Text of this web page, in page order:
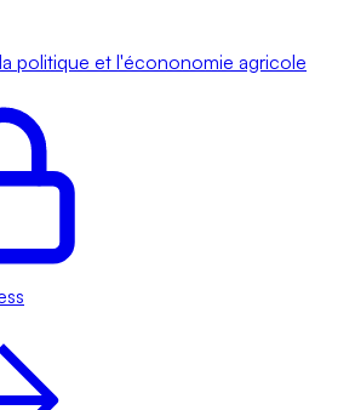
politique et l'écononomie agricole